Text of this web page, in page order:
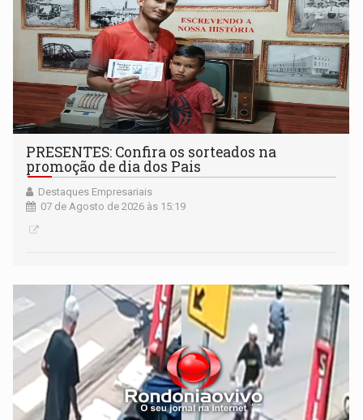
PRESENTES: Confira os sorteados na
promoção de dia dos Pais
Destaques Empresariais
07 de Agosto de 2026 às 15:19